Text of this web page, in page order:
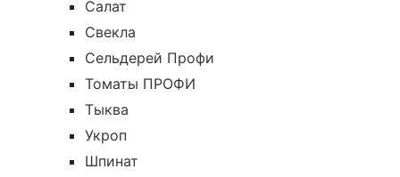
Салат
Свекла
Сельдерей Профи
Томаты ПРОФИ
Тыква
Укроп
Шпинат